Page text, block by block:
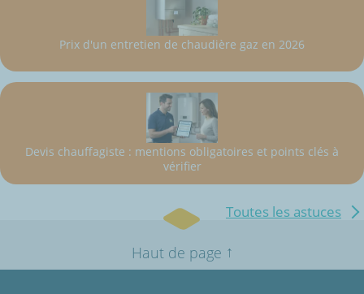
Prix d'un entretien de chaudière gaz en 2026
Devis chauffagiste : mentions obligatoires et points clés à
vérifier
Toutes les astuces
Haut de page ↑